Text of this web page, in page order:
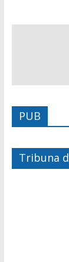
PUB
Tribuna